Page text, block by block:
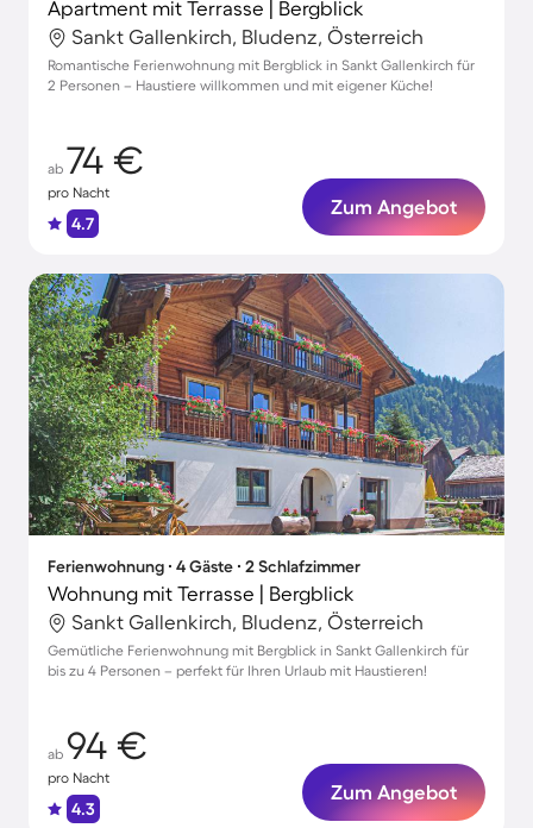
Apartment mit Terrasse | Bergblick
Sankt Gallenkirch, Bludenz, Österreich
Romantische Ferienwohnung mit Bergblick in Sankt Gallenkirch für
2 Personen – Haustiere willkommen und mit eigener Küche!
ab 74 €
pro Nacht
4.7
Zum Angebot
Ferienwohnung ∙ 4 Gäste ∙ 2 Schlafzimmer
Wohnung mit Terrasse | Bergblick
Sankt Gallenkirch, Bludenz, Österreich
Gemütliche Ferienwohnung mit Bergblick in Sankt Gallenkirch für
bis zu 4 Personen – perfekt für Ihren Urlaub mit Haustieren!
ab 94 €
pro Nacht
4.3
Zum Angebot